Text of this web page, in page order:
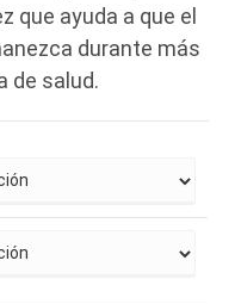
que ayuda a que el
durante más
de salud.